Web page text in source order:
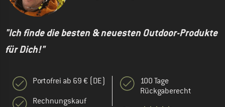
"Ich finde die besten & neuesten Outdoor-Produkte
für Dich!"
Portofrei ab 69 € (DE)
Rechnungskauf
100 Tage
Rückgaberecht